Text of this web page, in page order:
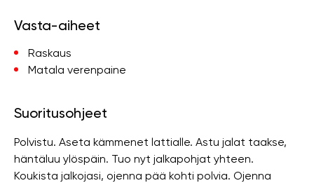
Vasta-aiheet
Raskaus
Matala verenpaine
Suoritusohjeet
Polvistu. Aseta kämmenet lattialle. Astu jalat taakse,
häntäluu ylöspäin. Tuo nyt jalkapohjat yhteen.
Koukista jalkojasi, ojenna pää kohti polvia. Ojenna